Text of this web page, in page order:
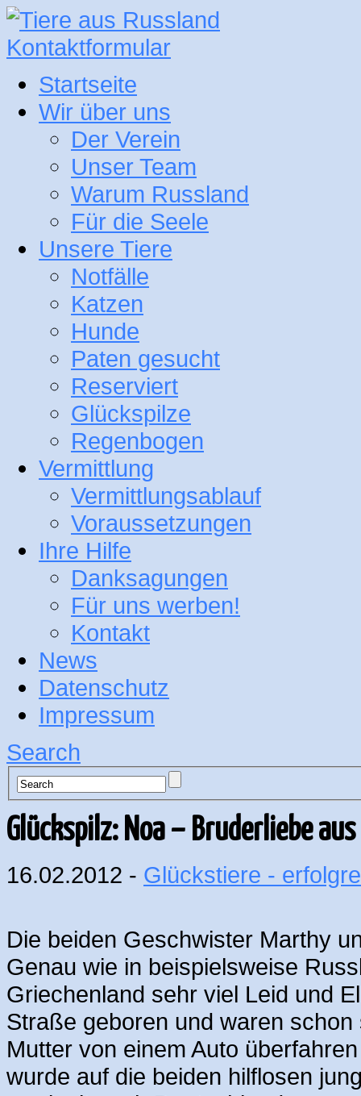
Kontaktformular
Startseite
Wir über uns
Der Verein
Unser Team
Warum Russland
Für die Seele
Unsere Tiere
Notfälle
Katzen
Hunde
Paten gesucht
Reserviert
Glückspilze
Regenbogen
Vermittlung
Vermittlungsablauf
Voraussetzungen
Ihre Hilfe
Danksagungen
Für uns werben!
Kontakt
News
Datenschutz
Impressum
Search
Glückspilz: Noa – Bruderliebe
16.02.2012 - Glückstiere -
Die beiden Geschwister Marthy
Genau wie in beispielsweise
Griechenland sehr viel Leid und
Straße geboren und waren
Mutter von einem Auto
wurde auf die beiden hilflosen